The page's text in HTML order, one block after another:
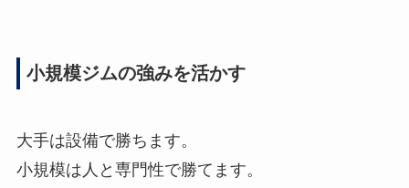
小規模ジムの強みを活かす
大手は設備で勝ちます。
小規模は人と専門性で勝てます。